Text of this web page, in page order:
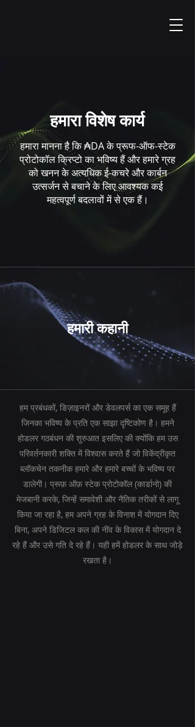
हमारा विशेष कार्य
हमारा मानना है कि ₳DA के प्रूफ-ऑफ-स्टेक
प्रोटोकॉल क्रिप्टो का भविष्य हैं और हमारे ग्रह
को खनन के अत्यधिक ई-कचरे और कार्बन
उत्सर्जन से बचाने के लिए आवश्यक कई
महत्वपूर्ण बदलावों में से एक हैं।
हमारी कहानी
हम प्रबंधकों, डिज़ाइनरों और डेवलपर्स का एक समूह हैं
जिनका भविष्य के प्रति एक साझा दृष्टिकोण है। हमने
होडलर गठबंधन की शुरुआत इसलिए की क्योंकि हम उस
परिवर्तनकारी शक्ति में विश्वास करते हैं जो विकेंद्रीकृत
ब्लॉकचेन तकनीक हमारे और हमारे बच्चों के भविष्य पर
डालेगी। प्रूफ़ ऑफ़ स्टेक प्रोटोकॉल (कार्डानो) की
मेजबानी करके, जिन्हें समावेशी और नैतिक तरीकों से लागू
किया जा रहा है, हम अपने ग्रह के विनाश में योगदान दिए
बिना, अपने डिजिटल कल की नींव के विकास में योगदान दे
रहे हैं और उसे गति दे रहे हैं। यही हमें होडलर के साथ जोड़े
रखता है।